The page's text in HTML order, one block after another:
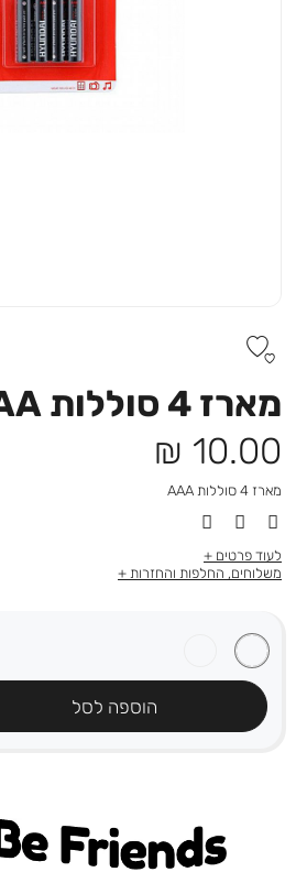
מארז 4 סוללות AAA
מחיר
מוצר
10.00 ₪
מארז 4 סוללות AAA
לעוד פרטים
משלוחים, החלפות והחזרות
הוספה לסל
friends